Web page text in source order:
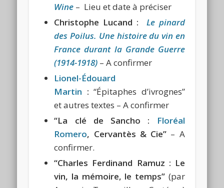
Wine – Lieu et date à préciser
Christophe Lucand :
Le pinard
des Poilus. Une histoire du vin en
France durant la Grande Guerre
(1914-1918) – A confirmer
Lionel-Édouard
Martin : “Épitaphes d’ivrognes”
et autres textes – A confirmer
“La clé de Sancho : Floréal
Romero, Cervantès & Cie” – A
confirmer.
“Charles Ferdinand Ramuz : Le
vin, la mémoire, le temps” (par